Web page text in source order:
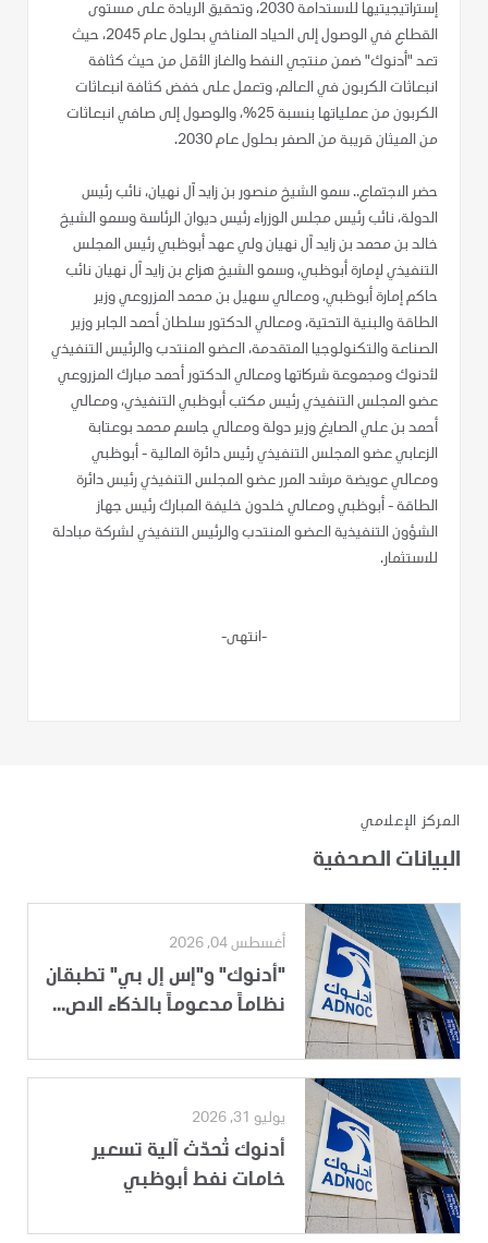
إستراتيجيتيها للاستدامة 2030، وتحقيق الريادة على مستوى
القطاع في الوصول إلى الحياد المناخي بحلول عام 2045، حيث
تعد "أدنوك" ضمن منتجي النفط والغاز الأقل من حيث كثافة
انبعاثات الكربون في العالم، وتعمل على خفض كثافة انبعاثات
الكربون من عملياتها بنسبة 25%، والوصول إلى صافي انبعاثات
من الميثان قريبة من الصفر بحلول عام 2030.
حضر الاجتماع.. سمو الشيخ منصور بن زايد آل نهيان، نائب رئيس
الدولة، نائب رئيس مجلس الوزراء رئيس ديوان الرئاسة وسمو الشيخ
خالد بن محمد بن زايد آل نهيان ولي عهد أبوظبي رئيس المجلس
التنفيذي لإمارة أبوظبي، وسمو الشيخ هزاع بن زايد آل نهيان نائب
حاكم إمارة أبوظبي، ومعالي سهيل بن محمد المزروعي وزير
الطاقة والبنية التحتية، ومعالي الدكتور سلطان أحمد الجابر وزير
الصناعة والتكنولوجيا المتقدمة، العضو المنتدب والرئيس التنفيذي
لأدنوك ومجموعة شركاتها ومعالي الدكتور أحمد مبارك المزروعي
عضو المجلس التنفيذي رئيس مكتب أبوظبي التنفيذي، ومعالي
أحمد بن علي الصايغ وزير دولة ومعالي جاسم محمد بوعتابة
الزعابي عضو المجلس التنفيذي رئيس دائرة المالية - أبوظبي
ومعالي عويضة مرشد المرر عضو المجلس التنفيذي رئيس دائرة
الطاقة - أبوظبي ومعالي خلدون خليفة المبارك رئيس جهاز
الشؤون التنفيذية العضو المنتدب والرئيس التنفيذي لشركة مبادلة
للاستثمار.
-انتهى-
المركز الإعلامي
البيانات الصحفية
أغسطس 04, 2026
"أدنوك" و"إس إل بي" تطبقان
نظاماً مدعوماً بالذكاء الاص...
يوليو 31, 2026
أدنوك تُحدّث آلية تسعير
خامات نفط أبوظبي